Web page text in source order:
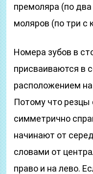
премоляра (по
моляров (по три с
Номера зубов в
присваиваются в
расположением
Потому что
симметрично
начинают от
словами от
право и на лево.